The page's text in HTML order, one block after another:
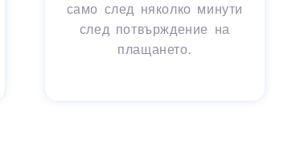
само след няколко минути
след потвърждение на
плащането.